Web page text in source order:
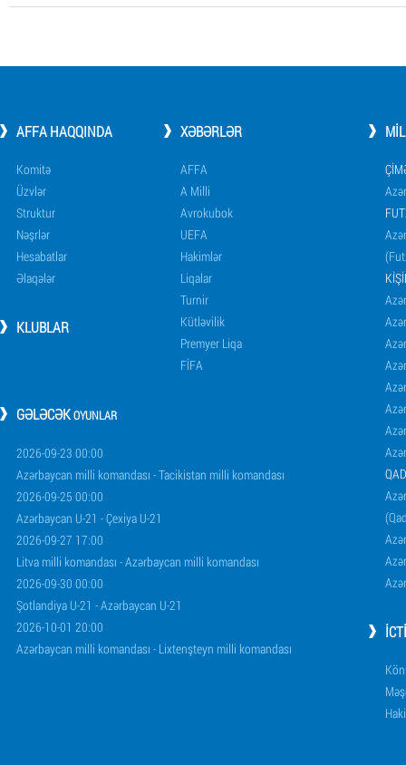
AFFA HAQQINDA
Komitə
Üzvlər
Struktur
Nəşrlər
Hesabatlar
Əlaqələr
KLUBLAR
XƏBƏRLƏR
AFFA
A Milli
Avrokubok
UEFA
Hakimlər
Liqalar
Turnir
Kütləvilik
Premyer Liqa
FİFA
GƏLƏCƏKOYUNLAR
2026-09-23 00:00
Azərbaycan milli komandası - Tacikistan milli komandası
2026-09-25 00:00
Azərbaycan U-21 - Çexiya U-21
2026-09-27 17:00
Litva milli komandası - Azərbaycan milli komandası
2026-09-30 00:00
Şotlandiya U-21 - Azərbaycan U-21
2026-10-01 20:00
Azərbaycan milli komandası - Lixtenşteyn milli komandası